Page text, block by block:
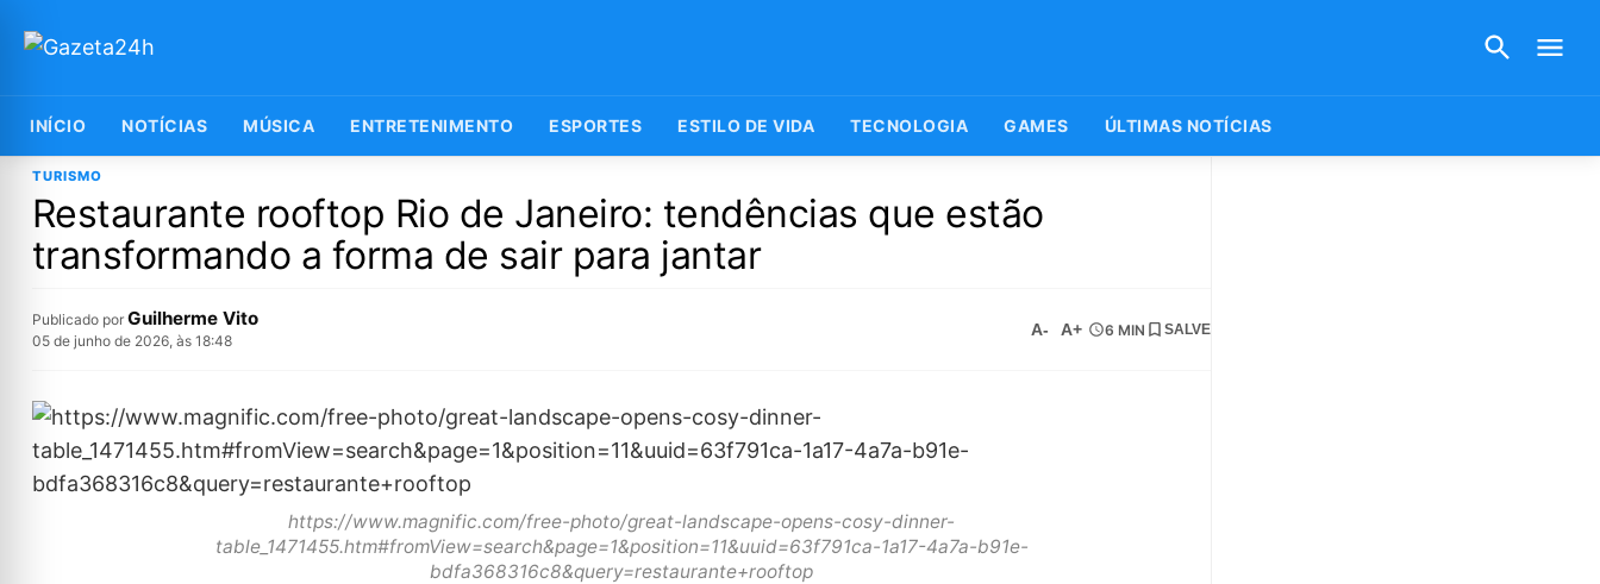
INÍCIO NOTÍCIAS MÚSICA ENTRETENIMENTO ESPORTES ESTILO DE VIDA TECNOLOGIA GAMES ÚLTIMAS NOTÍCIAS
TURISMO
Restaurante rooftop Rio de Janeiro: tendências que estão
transformando a forma de sair para jantar
Publicado por Guilherme Vito
05 de junho de 2026, às 18:48
A- A+ 6 MIN SALVE
https://www.magnific.com/free-photo/great-landscape-opens-cosy-dinner-
table_1471455.htm#fromView=search&page=1&position=11&uuid=63f791ca-1a17-4a7a-b91e-
bdfa368316c8&query=restaurante+rooftop